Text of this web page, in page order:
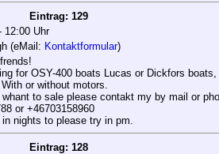
Eintrag: 129
12:00 Uhr
(eMail: Kontaktformular)
for OSY-400 boats Lucas or Dickfors boats,
or without motors.
to sale please contakt my by mail or
or +46703158960
nights to please try in pm.
Eintrag: 128